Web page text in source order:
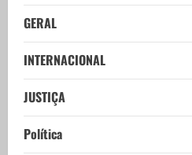
GERAL
INTERNACIONAL
JUSTIÇA
Política